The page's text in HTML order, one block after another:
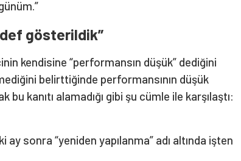
gösterildik”
kendisine “performansın düşük” dediğini
belirttiğinde performansının düşük
kanıtı alamadığı gibi şu cümle ile karşılaştı:
sonra “yeniden yapılanma” adı altında işten